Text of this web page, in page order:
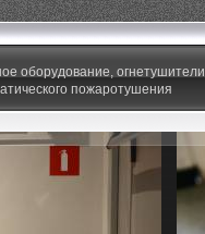
оборудование, огнетушители
пожаротушения